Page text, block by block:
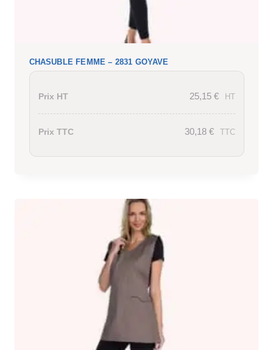
CHASUBLE FEMME – 2831 GOYAVE
Prix HT 25,15 € HT
Prix TTC 30,18 € TTC